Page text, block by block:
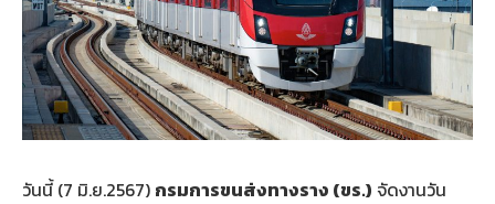
วันนี้ (7 มิ.ย.2567) กรมการขนส่งทางราง (ขร.) จัดงานวัน